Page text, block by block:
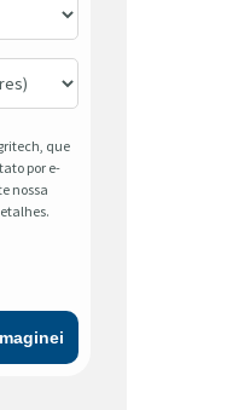
que
por e-
nossa